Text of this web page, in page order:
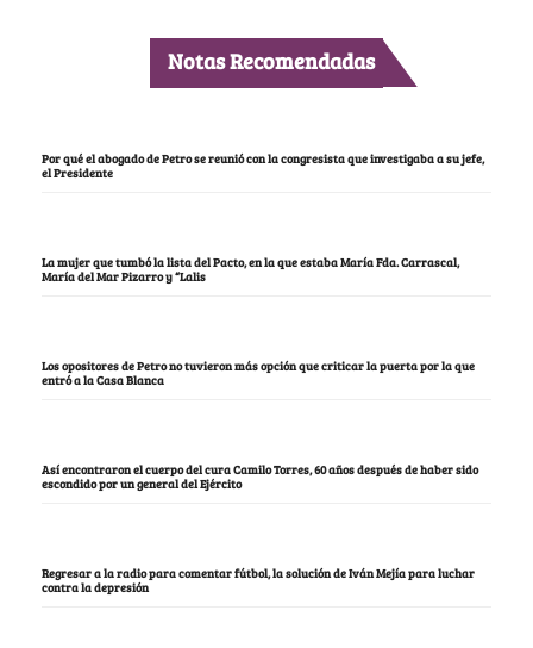
Notas Recomendadas
Por qué el abogado de Petro se reunió con la congresista que investigaba a su jefe,
el Presidente
La mujer que tumbó la lista del Pacto, en la que estaba María Fda. Carrascal,
María del Mar Pizarro y “Lalis
Los opositores de Petro no tuvieron más opción que criticar la puerta por la que
entró a la Casa Blanca
Así encontraron el cuerpo del cura Camilo Torres, 60 años después de haber sido
escondido por un general del Ejército
Regresar a la radio para comentar fútbol, la solución de Iván Mejía para luchar
contra la depresión